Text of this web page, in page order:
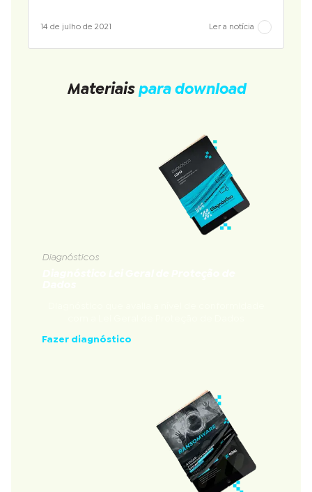
14 de julho de 2021 Ler a notícia
Materiais para download
Diagnósticos
Fazer diagnóstico